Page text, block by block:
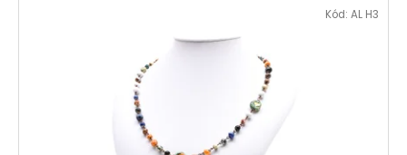
V Kód: AL H3